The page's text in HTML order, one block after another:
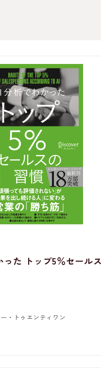
った トップ5％セールス
・トゥエンティワン